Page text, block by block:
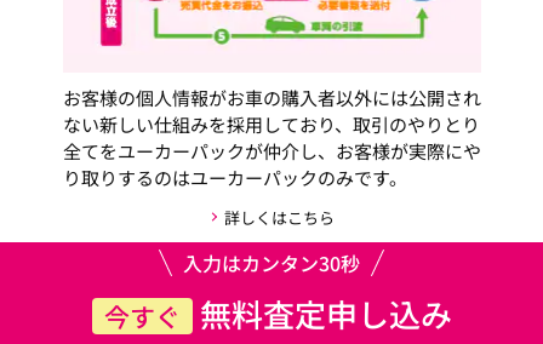
お客様の個人情報がお車の購入者以外には公開され
ない新しい仕組みを採用しており、取引のやりとり
全てをユーカーパックが仲介し、お客様が実際にや
り取りするのはユーカーパックのみです。
詳しくはこちら
入力はカンタン30秒
今すぐ 無料査定申し込み